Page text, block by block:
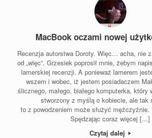
MacBook oczami nowej
Recenzja autorstwa Doroty. Więc… acha, nie
od „więc”. Grzesiek poprosił mnie, żebym
lamerskiej recenzji. A ponieważ lamerem
wszem i wobec, iż jestem posiadaczem
ślicznego, małego, białego komputerka, który
stworzony z myślą o kobiecie, ale tak
to z powodzeniem może służyć
Spędzając coraz więcej […]
Czytaj dalej